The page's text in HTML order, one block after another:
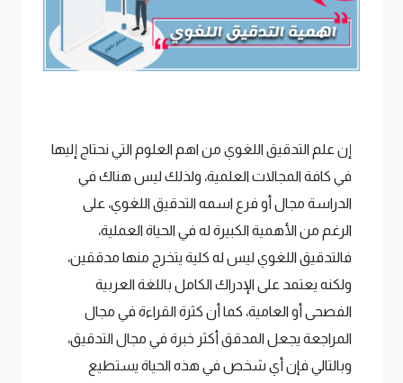
إن علم التدقيق اللغوي من اهم العلوم التي نحتاج إليها
في كافة المجالات العلمية، ولذلك ليس هناك في
الدراسة مجال أو فرع اسمه التدقيق اللغوي، على
الرغم من الأهمية الكبيرة له في الحياة العملية،
فالتدقيق اللغوي ليس له كلية يتخرج منها مدققين،
ولكنه يعتمد على الإدراك الكامل باللغة العربية
الفصحى أو العامية، كما أن كثرة القراءة في مجال
المراجعة يجعل المدقق أكثر خبرة في مجال التدقيق،
وبالتالي فإن أي شخص في هذه الحياة يستطيع